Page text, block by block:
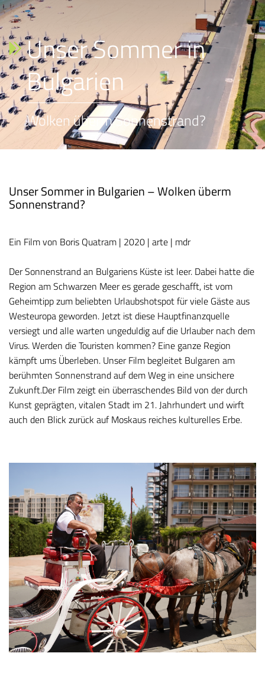
Unser Sommer in
Bulgarien
Wolken überm Sonnenstrand?
Unser Sommer in Bulgarien – Wolken überm
Sonnenstrand?
Ein Film von Boris Quatram | 2020 | arte | mdr
Der Sonnenstrand an Bulgariens Küste ist leer. Dabei hatte die
Region am Schwarzen Meer es gerade geschafft, ist vom
Geheimtipp zum beliebten Urlaubshotspot für viele Gäste aus
Westeuropa geworden. Jetzt ist diese Hauptfinanzquelle
versiegt und alle warten ungeduldig auf die Urlauber nach dem
Virus. Werden die Touristen kommen? Eine ganze Region
kämpft ums Überleben. Unser Film begleitet Bulgaren am
berühmten Sonnenstrand auf dem Weg in eine unsichere
Zukunft.Der Film zeigt ein überraschendes Bild von der durch
Kunst geprägten, vitalen Stadt im 21. Jahrhundert und wirft
auch den Blick zurück auf Moskaus reiches kulturelles Erbe.